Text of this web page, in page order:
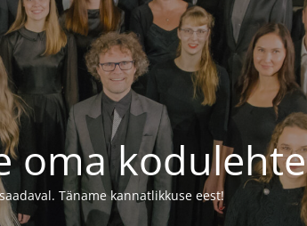
oma kodulehte
Täname kannatlikkuse eest!